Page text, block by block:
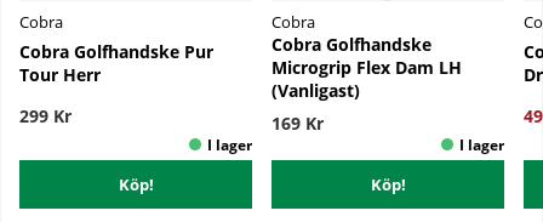
Cobra
Cobra Golfhandske Pur
Tour Herr
299 Kr
Köp!
Cobra
Cobra Golfhandske
Microgrip Flex Dam LH
(Vanligast)
169 Kr
Köp!